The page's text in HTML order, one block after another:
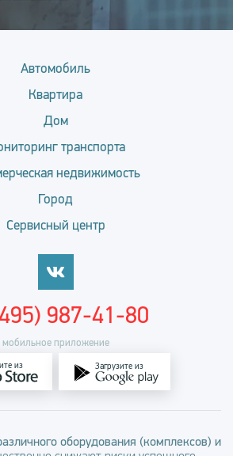
Автомобиль
Квартира
Дом
транспорта
недвижимость
Город
Сервисный центр
мобильное приложение
из Загрузите из
987-41-80
оборудования (комплексов) и